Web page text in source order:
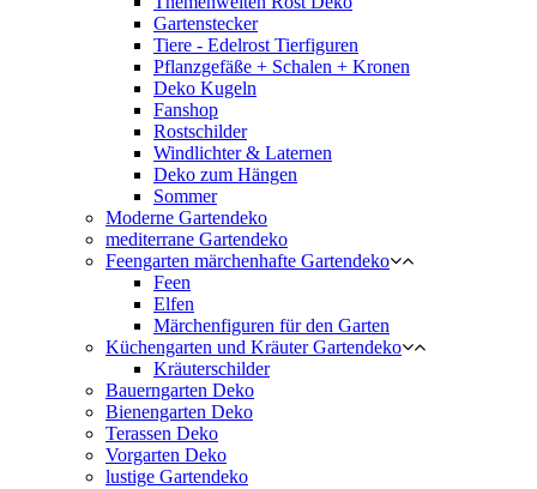
Gartenstecker
Tiere - Edelrost Tierfiguren
Pflanzgefäße + Schalen + Kronen
Deko Kugeln
Fanshop
Rostschilder
Windlichter & Laternen
Deko zum Hängen
Sommer
Moderne Gartendeko
mediterrane Gartendeko
Feengarten märchenhafte Gartendeko
Feen
Elfen
Märchenfiguren für den Garten
Küchengarten und Kräuter Gartendeko
Kräuterschilder
Bauerngarten Deko
Bienengarten Deko
Terassen Deko
Vorgarten Deko
lustige Gartendeko